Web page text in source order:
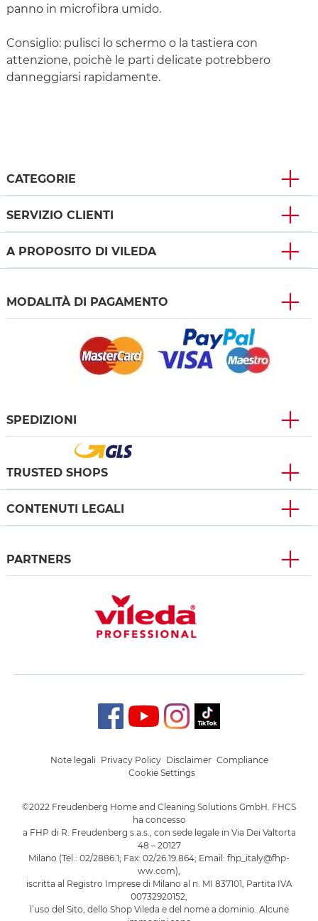
panno in microfibra umido.
Consiglio: pulisci lo schermo o la tastiera con
attenzione, poichè le parti delicate potrebbero
danneggiarsi rapidamente.
CATEGORIE
SERVIZIO CLIENTI
A PROPOSITO DI VILEDA
MODALITÀ DI PAGAMENTO
SPEDIZIONI
TRUSTED SHOPS
CONTENUTI LEGALI
PARTNERS
©2022 Freudenberg Home and Cleaning Solutions GmbH. FHCS
ha concesso
a FHP di R. Freudenberg s.a.s., con sede legale in Via Dei Valtorta
48 – 20127
Milano (Tel.: 02/2886.1; Fax: 02/26.19.864; Email: fhp_italy@fhp-
ww.com),
iscritta al Registro Imprese di Milano al n. MI 837101, Partita IVA
00732920152,
l’uso del Sito, dello Shop Vileda e del nome a dominio. Alcune
Note legali Privacy Policy Disclaimer Compliance
Cookie Settings